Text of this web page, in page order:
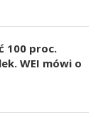
100 proc.
WEI mówi o